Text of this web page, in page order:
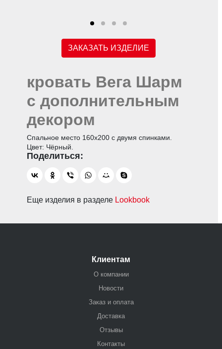
ЗАКАЗАТЬ ИЗДЕЛИЕ
кровать Вега Шарм
с дополнительным
декором
Спальное место 160х200 с двумя спинками.
Цвет: Чёрный.
Еще изделия в разделе Lookbook
Клиентам
О компании
Новости
Заказ и оплата
Доставка
Отзывы
Контакты